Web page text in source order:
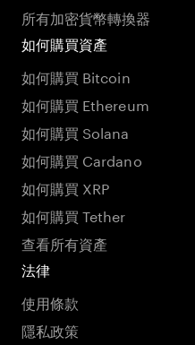
所有加密貨幣轉換器
如何購買資產
如何購買 Bitcoin
如何購買 Ethereum
如何購買 Solana
如何購買 Cardano
如何購買 XRP
如何購買 Tether
查看所有資產
法律
使用條款
隱私政策